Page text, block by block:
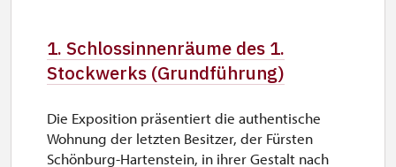
1. Schlossinnenräume des 1.
Stockwerks (Grundführung)
Die Exposition präsentiert die authentische
Wohnung der letzten Besitzer, der Fürsten
Schönburg-Hartenstein, in ihrer Gestalt nach